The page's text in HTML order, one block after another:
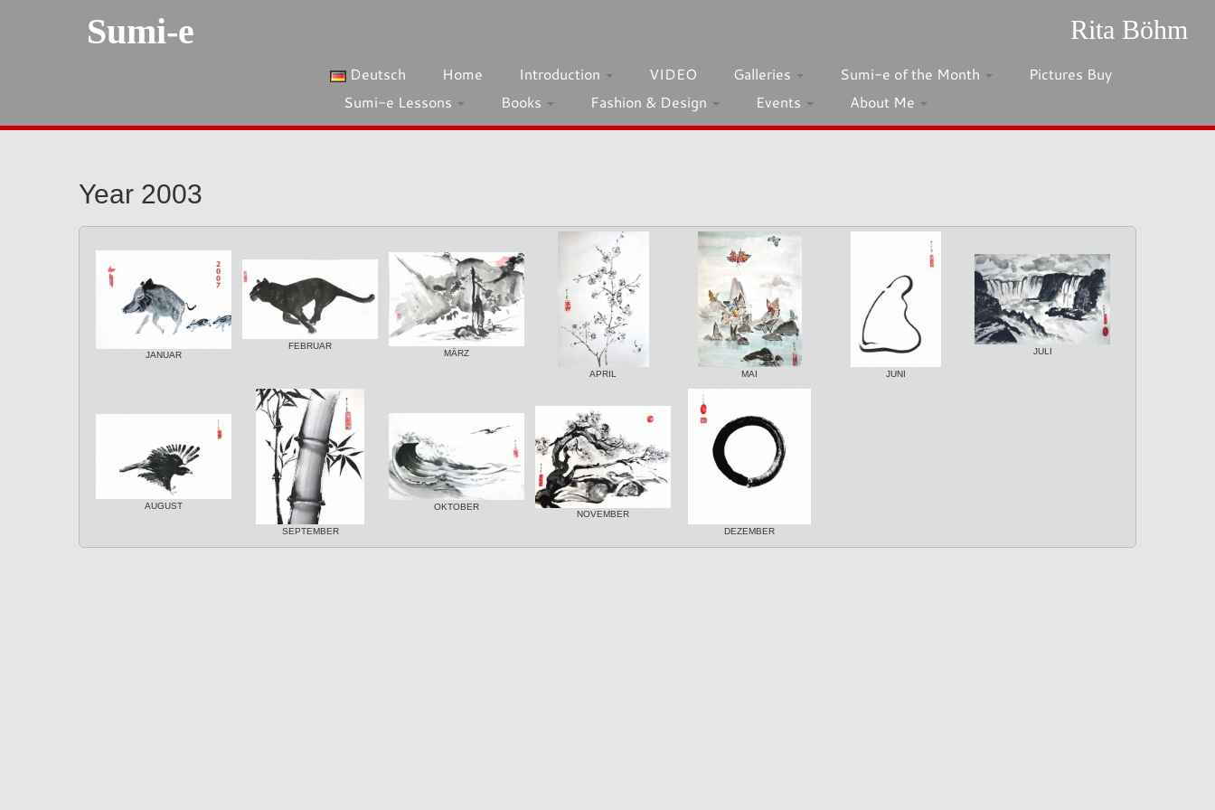
Sumi-e Rita Böhm
Deutsch Home Introduction VIDEO Galleries Sumi-e of the Month
Pictures Buy
Sumi-e Lessons
Books Fashion & Design Events About Me
Year 2003
JANUAR
FEBRUAR
MÄRZ
APRIL MAI JUNI
JULI
AUGUST
SEPTEMBER
OKTOBER
NOVEMBER
DEZEMBER